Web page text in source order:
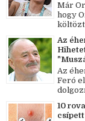
Már
hogy
Az
Az
Feró
10